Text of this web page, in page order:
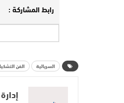
رابط المشاركة :
السريالية الفن